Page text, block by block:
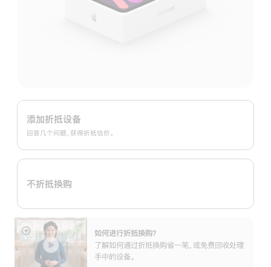
Apple
Trade
换
购
划：
添加折抵设备
回答几个问题，获得折抵估价。
不折抵换购
如何进行折抵换购？
了解如何通过折抵换购省一笔，或免费回收处理
手中的设备。
展